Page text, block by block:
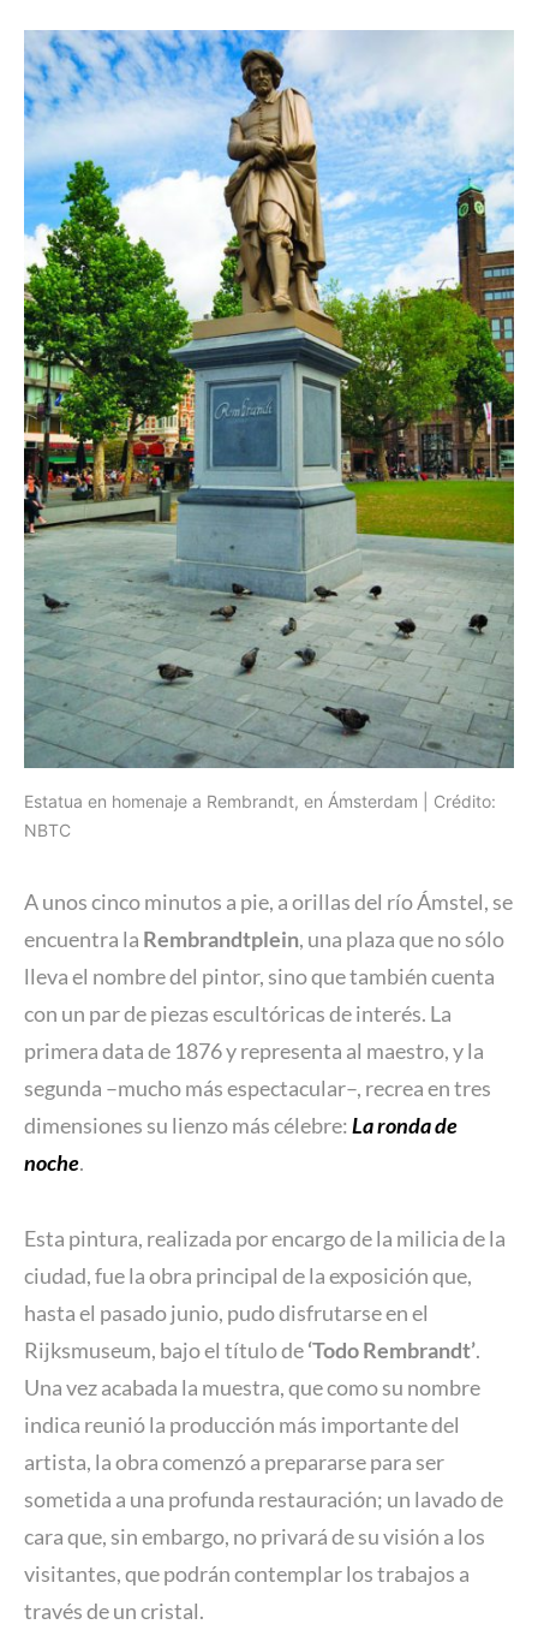
Estatua en homenaje a Rembrandt, en Ámsterdam | Crédito:
NBTC
A unos cinco minutos a pie, a orillas del río Ámstel, se
encuentra la Rembrandtplein, una plaza que no sólo
lleva el nombre del pintor, sino que también cuenta
con un par de piezas escultóricas de interés. La
primera data de 1876 y representa al maestro, y la
segunda –mucho más espectacular–, recrea en tres
dimensiones su lienzo más célebre:La ronda de
noche.
Esta pintura, realizada por encargo de la milicia de la
ciudad, fue la obra principal de la exposición que,
hasta el pasado junio, pudo disfrutarse en el
Rijksmuseum, bajo el título de‘Todo Rembrandt’.
Una vez acabada la muestra, que como su nombre
indica reunió la producción más importante del
artista, la obra comenzó a prepararse para ser
sometida a una profunda restauración; un lavado de
cara que, sin embargo, no privará de su visión a los
visitantes, que podrán contemplar los trabajos a
través de un cristal.